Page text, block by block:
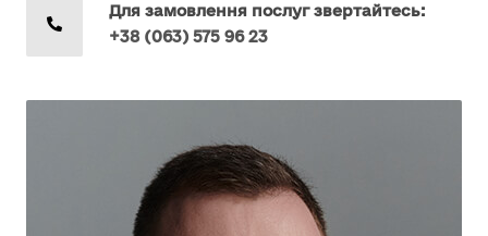
Для замовлення послуг звертайтесь:
+38 (063) 575 96 23